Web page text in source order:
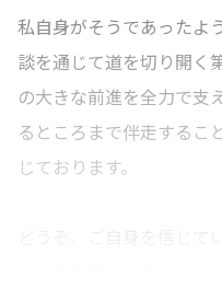
私自身がそうであったよ
談を通じて道を切り開く
の大きな前進を全力で支
るところまで伴走するこ
じております。